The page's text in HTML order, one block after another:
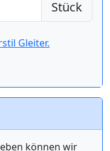
Stück
Gleiter.
können wir